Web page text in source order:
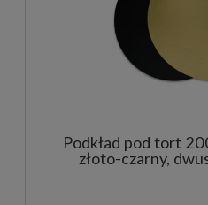
Podkład pod tort
złoto-czarny,